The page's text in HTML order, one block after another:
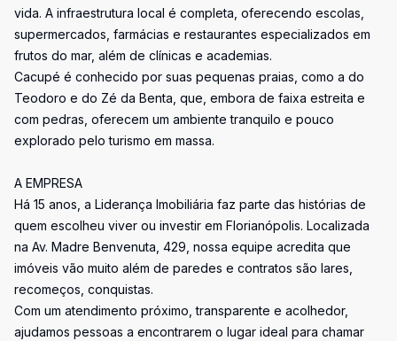
vida. A infraestrutura local é completa, oferecendo escolas,
supermercados, farmácias e restaurantes especializados em
frutos do mar, além de clínicas e academias.
Cacupé é conhecido por suas pequenas praias, como a do
Teodoro e do Zé da Benta, que, embora de faixa estreita e
com pedras, oferecem um ambiente tranquilo e pouco
explorado pelo turismo em massa.
A EMPRESA
Há 15 anos, a Liderança Imobiliária faz parte das histórias de
quem escolheu viver ou investir em Florianópolis. Localizada
na Av. Madre Benvenuta, 429, nossa equipe acredita que
imóveis vão muito além de paredes e contratos são lares,
recomeços, conquistas.
Com um atendimento próximo, transparente e acolhedor,
ajudamos pessoas a encontrarem o lugar ideal para chamar